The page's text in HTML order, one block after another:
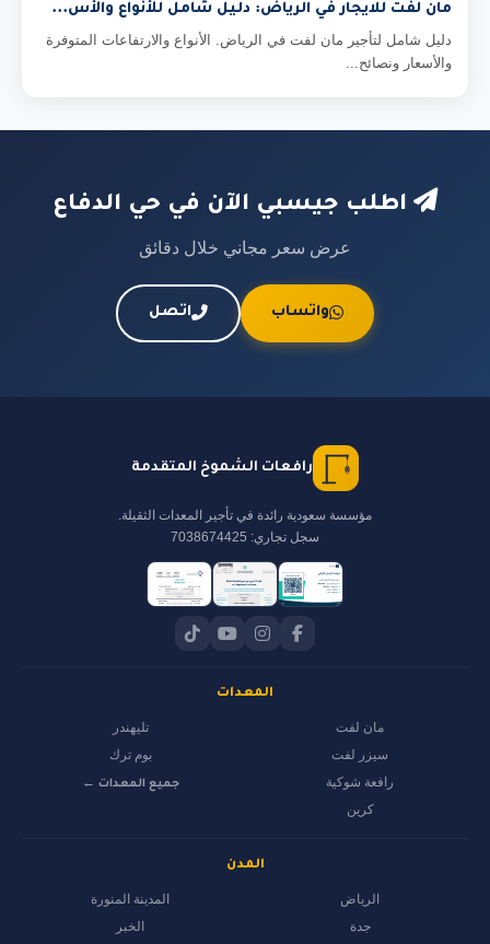
مان لفت للايجار في الرياض: دليل شامل للأنواع والأس...
دليل شامل لتأجير مان لفت في الرياض. الأنواع والارتفاعات المتوفرة
والأسعار ونصائح...
اطلب جيسبي الآن في حي الدفاع
عرض سعر مجاني خلال دقائق
واتساب اتصل
رافعات الشموخ المتقدمة
مؤسسة سعودية رائدة في تأجير المعدات الثقيلة.
سجل تجاري: 7038674425
المعدات
مان لفت
سيزر لفت
رافعة شوكية
كرين
تليهندر
بوم ترك
جميع المعدات ←
المدن
الرياض
جدة
المدينة المنورة
الخبر